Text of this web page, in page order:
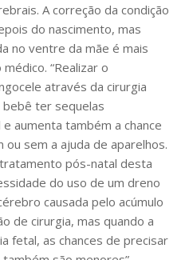
A correção da condição
do nascimento, mas
no ventre da mãe é mais
“Realizar o
através da cirurgia
ter sequelas
aumenta também a chance
ou sem a ajuda de aparelhos.
pós-natal desta
do uso de um dreno
causada pelo acúmulo
de cirurgia, mas quando a
fetal, as chances de precisar